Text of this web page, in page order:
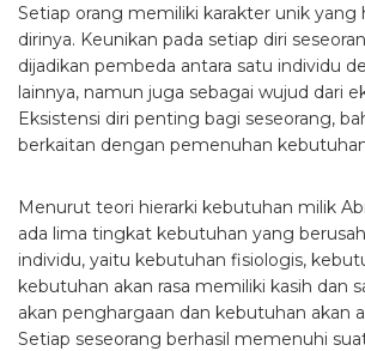
Setiap orang memiliki karakter unik yang
dirinya. Keunikan pada setiap diri
dijadikan pembeda antara satu individu
lainnya, namun juga sebagai wujud dari
Eksistensi diri penting bagi seseorang,
berkaitan dengan pemenuhan
Menurut teori hierarki kebutuhan milik
ada lima tingkat kebutuhan yang
individu, yaitu kebutuhan fisiologis,
kebutuhan akan rasa memiliki kasih dan
akan penghargaan dan kebutuhan akan
Setiap seseorang berhasil memenuhi